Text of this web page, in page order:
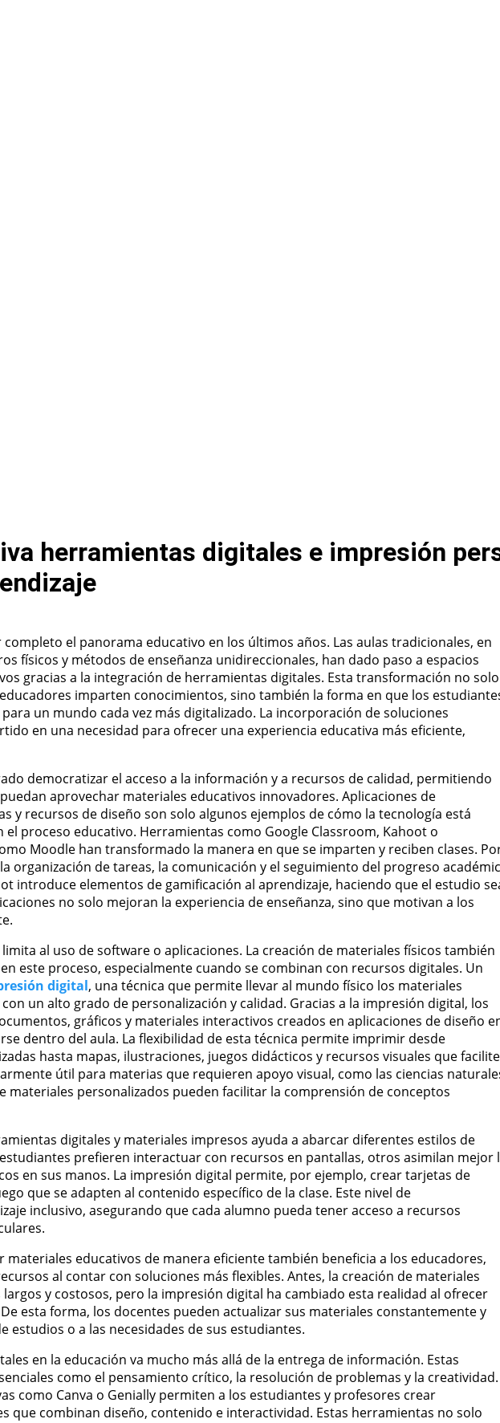
herramientas digitales e impresión
el panorama educativo en los últimos años. Las aulas tradicionales, en
físicos y métodos de enseñanza unidireccionales, han dado paso a espacios
gracias a la integración de herramientas digitales. Esta transformación no solo
imparten conocimientos, sino también la forma en que los
un mundo cada vez más digitalizado. La incorporación de soluciones
en una necesidad para ofrecer una experiencia educativa más eficiente,
democratizar el acceso a la información y a recursos de calidad, permitiendo
aprovechar materiales educativos innovadores. Aplicaciones de
y recursos de diseño son solo algunos ejemplos de cómo la tecnología está
proceso educativo. Herramientas como Google Classroom, Kahoot o
Moodle han transformado la manera en que se imparten y reciben clases.
organización de tareas, la comunicación y el seguimiento del progreso
introduce elementos de gamificación al aprendizaje, haciendo que el estudio
no solo mejoran la experiencia de enseñanza, sino que motivan a los
al uso de software o aplicaciones. La creación de materiales físicos también
este proceso, especialmente cuando se combinan con recursos digitales. Un
digital, una técnica que permite llevar al mundo físico los materiales
un alto grado de personalización y calidad. Gracias a la impresión digital, los
gráficos y materiales interactivos creados en aplicaciones de diseño
dentro del aula. La flexibilidad de esta técnica permite imprimir desde
hasta mapas, ilustraciones, juegos didácticos y recursos visuales que
útil para materias que requieren apoyo visual, como las ciencias
materiales personalizados pueden facilitar la comprensión de conceptos
digitales y materiales impresos ayuda a abarcar diferentes estilos de
prefieren interactuar con recursos en pantallas, otros asimilan mejor
en sus manos. La impresión digital permite, por ejemplo, crear tarjetas de
que se adapten al contenido específico de la clase. Este nivel de
inclusivo, asegurando que cada alumno pueda tener acceso a recursos
educativos de manera eficiente también beneficia a los educadores,
al contar con soluciones más flexibles. Antes, la creación de materiales
y costosos, pero la impresión digital ha cambiado esta realidad al ofrecer
esta forma, los docentes pueden actualizar sus materiales constantemente y
estudios o a las necesidades de sus estudiantes.
en la educación va mucho más allá de la entrega de información. Estas
como el pensamiento crítico, la resolución de problemas y la creatividad.
como Canva o Genially permiten a los estudiantes y profesores crear
que combinan diseño, contenido e interactividad. Estas herramientas no solo